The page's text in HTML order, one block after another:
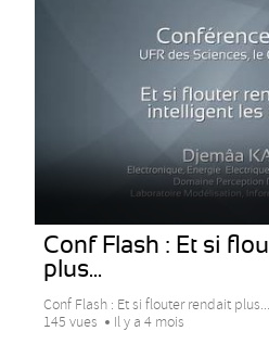
Conf Flash : Et si
plus...
Conf Flash : Et si flouter rendait plus...
145 vues
Il y a 4 mois